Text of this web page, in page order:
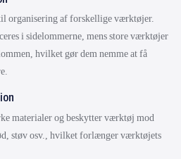
organisering af forskellige værktøjer.
i sidelommerne, mens store værktøjer
hvilket gør dem nemme at få
materialer og beskytter værktøj mod
støv osv., hvilket forlænger værktøjets